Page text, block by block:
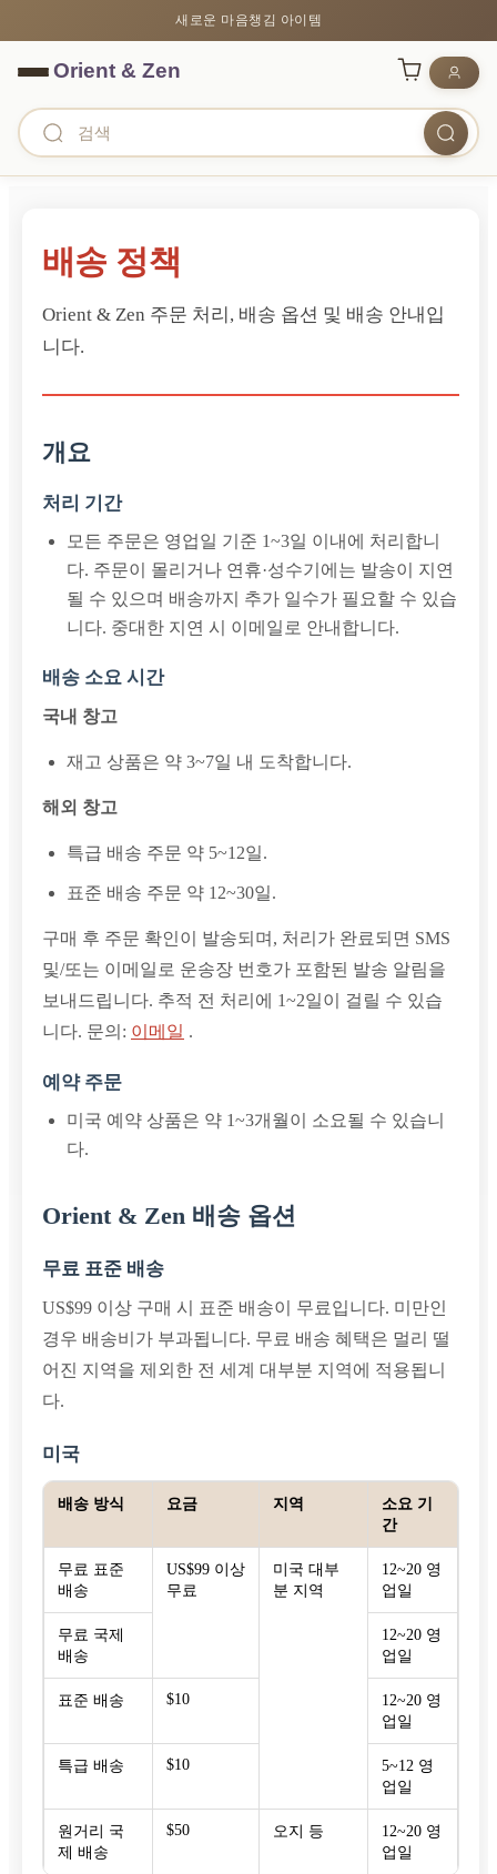
새로운 마음챙김 아이템
배송 정책
Orient & Zen 주문 처리, 배송 옵션 및 배송 안내입
니다.
개요
처리 기간
모든 주문은 영업일 기준 1~3일 이내에 처리합니
다. 주문이 몰리거나 연휴·성수기에는 발송이 지연
될 수 있으며 배송까지 추가 일수가 필요할 수 있습
니다. 중대한 지연 시 이메일로 안내합니다.
배송 소요 시간
국내 창고
재고 상품은 약 3~7일 내 도착합니다.
해외 창고
특급 배송 주문 약 5~12일.
표준 배송 주문 약 12~30일.
구매 후 주문 확인이 발송되며, 처리가 완료되면 SMS
및/또는 이메일로 운송장 번호가 포함된 발송 알림을
보내드립니다. 추적 전 처리에 1~2일이 걸릴 수 있습
니다. 문의: 이메일 .
예약 주문
미국 예약 상품은 약 1~3개월이 소요될 수 있습니
다.
Orient & Zen 배송 옵션
무료 표준 배송
US$99 이상 구매 시 표준 배송이 무료입니다. 미만인
경우 배송비가 부과됩니다. 무료 배송 혜택은 멀리 떨
어진 지역을 제외한 전 세계 대부분 지역에 적용됩니
다.
미국
배송 방식 요금 지역
소요 기
간
무료 표준
배송
US$99 이상
무료
미국 대부
분 지역
12~20 영
업일
무료 국제
배송
12~20 영
업일
표준 배송 $10
12~20 영
업일
특급 배송 $10
5~12 영
업일
원거리 국
제 배송
$50 오지 등
12~20 영
업일